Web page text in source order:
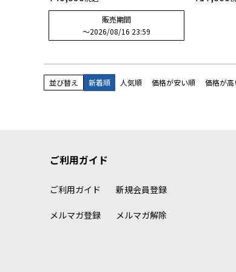
販売期間
〜2026/08/16 23:59
並び替え 新着順 人気順 価格が安い順 価格が高
ご利用ガイド
ご利用ガイド
メルマガ登録
新規会員登録
メルマガ解除